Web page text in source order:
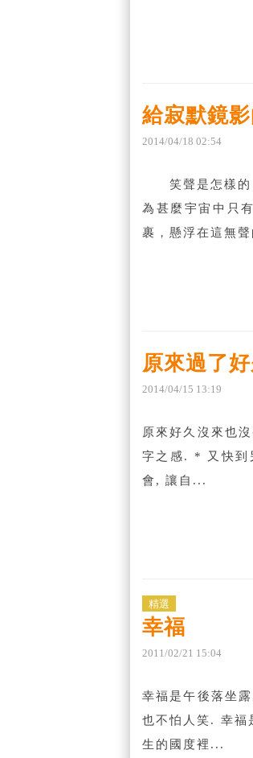
給寂默鏡
2014/04/18 02:54
笑聲是怎樣的
為甚麼宇宙中只
裹，懸浮在這無
原來過了
2014/04/15 13:19
原來好久沒來也
字之感. * 又快到
會, 讓自...
精選
幸福
2011/02/21 15:04
幸福是午後落坐
也不怕人笑. 幸福
生的國度裡...